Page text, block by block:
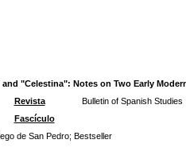
"Celestina": Notes on Two Early
Revista
Bulletin of Spanish Studies
Fascículo
de San Pedro; Bestseller